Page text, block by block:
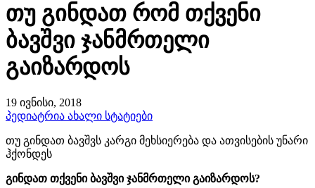
თუ გინდათ რომ თქვენი
ბავშვი ჯანმრთელი
გაიზარდოს
19 ივნისი, 2018
პედიატრია ახალი სტატიები
თუ გინდათ ბავშვს კარგი მეხსიერება და ათვისების უნარი
ჰქონდეს
გინდათ თქვენი ბავშვი ჯანმრთელი გაიზარდოს?